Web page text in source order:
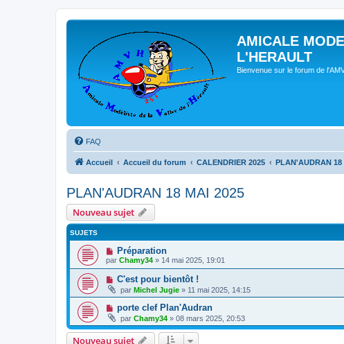
AMICALE
L'HERAULT
Bienvenue sur le forum de
FAQ
Accueil Accueil du forum CALENDRIER 2025 PLAN'AUDRAN 18
PLAN'AUDRAN 18 MAI 2025
Nouveau sujet
SUJETS
Préparation
par Chamy34 » 14 mai 2025, 19:01
C'est pour bientôt !
par Michel Jugie » 11 mai 2025, 14:15
porte clef Plan'Audran
par Chamy34 » 08 mars 2025, 20:53
Nouveau sujet